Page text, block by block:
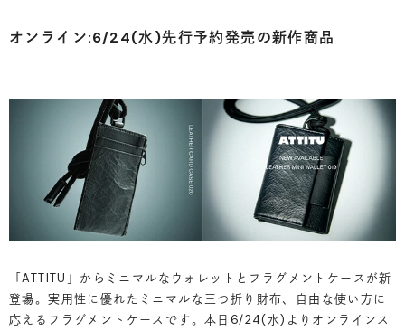
オンライン:6/24(水)先行予約発売の新作商品
「ATTITU」からミニマルなウォレットとフラグメントケースが新
登場。実用性に優れたミニマルな三つ折り財布、自由な使い方に
応えるフラグメントケースです。本日6/24(水)よりオンラインス